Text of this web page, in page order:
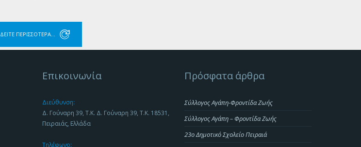
ΔΕΊΤΕ ΠΕΡΙΣΣΌΤΕΡΑ...
Επικοινωνία
Διεύθυνση:
Δ. Γούναρη 39, Τ.Κ. Δ. Γούναρη 39, Τ.Κ. 18531,
Πειραιάς, Ελλάδα
Τηλέφωνο:
Πρόσφατα άρθρα
Σύλλογος Αγάπη-Φροντίδα Ζωής
Σύλλογος Αγάπη – Φροντίδα Ζωής
23o Δημοτικό Σχολείο Πειραιά